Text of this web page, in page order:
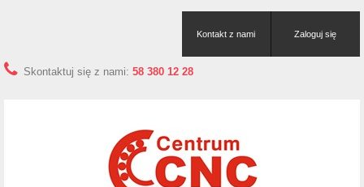
Zaloguj się
Kontakt z nami
Skontaktuj się z nami: 58 380 12 28